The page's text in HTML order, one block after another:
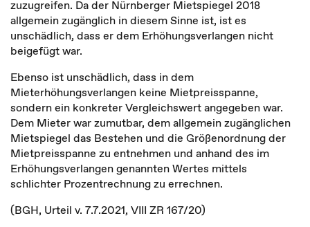
zuzugreifen. Da der Nürnberger Mietspiegel 2018
allgemein zugänglich in diesem Sinne ist, ist es
unschädlich, dass er dem Erhöhungsverlangen nicht
beigefügt war.
Ebenso ist unschädlich, dass in dem
Mieterhöhungsverlangen keine Mietpreisspanne,
sondern ein konkreter Vergleichswert angegeben war.
Dem Mieter war zumutbar, dem allgemein zugänglichen
Mietspiegel das Bestehen und die Größenordnung der
Mietpreisspanne zu entnehmen und anhand des im
Erhöhungsverlangen genannten Wertes mittels
schlichter Prozentrechnung zu errechnen.
(BGH, Urteil v. 7.7.2021, VIII ZR 167/20)